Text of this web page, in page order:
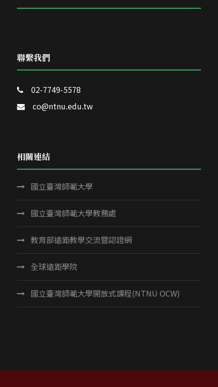
聯繫我們
02-7749-5578
co@ntnu.edu.tw
相關連結
國立臺灣師範大學
國立臺灣師範大學教務處
教育部遠距教學交流暨認證網
全球遠距學院
國立臺灣師範大學開放式課程(NTNU OCW)